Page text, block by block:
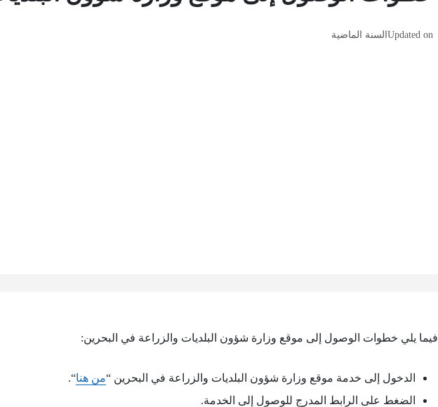
Updated onالسنة الماضية
فيما يلي خطوات الوصول إلى موقع وزارة شؤون البلديات والزراعة في البحرين:
الدخول إلى خدمة موقع وزارة شؤون البلديات والزراعة في البحرين “من هنا“.
الضغط على الرابط المدرج للوصول إلى الخدمة.